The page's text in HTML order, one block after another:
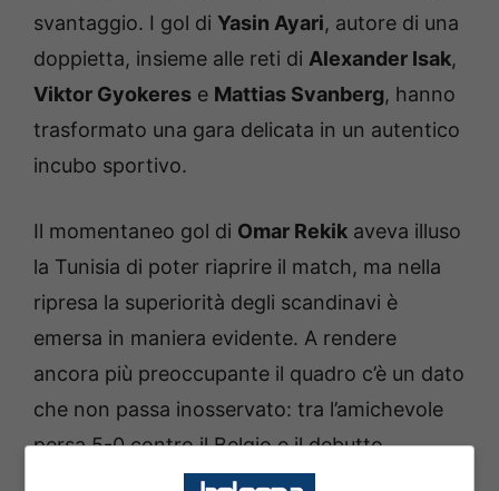
svantaggio. I gol di Yasin Ayari, autore di una
doppietta, insieme alle reti di Alexander Isak,
Viktor Gyokeres e Mattias Svanberg, hanno
trasformato una gara delicata in un autentico
incubo sportivo.
Il momentaneo gol di Omar Rekik aveva illuso
la Tunisia di poter riaprire il match, ma nella
ripresa la superiorità degli scandinavi è
emersa in maniera evidente. A rendere
ancora più preoccupante il quadro c’è un dato
che non passa inosservato: tra l’amichevole
persa 5-0 contro il Belgio e il debutto
mondiale, la squadra ha incassato dieci reti in